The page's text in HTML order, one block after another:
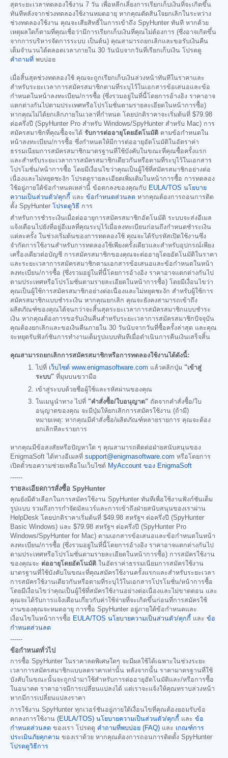
สุดระยะเวลาทดลองใช้งาน 7 วัน เพื่อหลีกเลี่ยงการเรียกเก็บเงินที่จะเกิดขึ้น
ทันทีหลังจากช่วงทดลองใช้งานหมดอายุ หากคุณตัดสินใจยกเลิกในระหว่าง
ช่วงทดลองใช้งาน คุณจะเสียสิทธิ์ในการเข้าถึง SpyHunter ทันที หากด้วย
เหตุผลใดก็ตามที่คุณเชื่อว่ามีการเรียกเก็บเงินที่คุณไม่ต้องการ (ซึ่งอาจเกิดขึ้น
จากการบริหารจัดการระบบ เป็นต้น) คุณสามารถยกเลิกและขอรับเงินคืน
เต็มจำนวนได้ตลอดเวลาภายใน 30 วันนับจากวันที่เรียกเก็บเงิน โปรดดู
คำถามที่ พบบ่อย
เมื่อสิ้นสุดช่วงทดลองใช้ คุณจะถูกเรียกเก็บเงินล่วงหน้าทันทีในราคาและ
สำหรับระยะเวลาการสมัครสมาชิกตามที่ระบุไว้ในเอกสารข้อเสนอและข้อ
กำหนดในหน้าลงทะเบียน/การซื้อ (ซึ่งรวมอยู่ในที่นี้โดยการอ้างอิง ราคาอาจ
แตกต่างกันไปตามประเทศหรือโปรโมชั่นตามรายละเอียดในหน้าการซื้อ)
หากคุณไม่ได้ยกเลิกภายในเวลาที่กำหนด โดยปกติราคาจะเริ่มต้นที่ $79.98
ต่อครึ่งปี (SpyHunter Pro สำหรับ Windows/SpyHunter สำหรับ Mac) การ
สมัครสมาชิกที่คุณซื้อจะได้ รับการต่ออายุโดยอัตโนมัติ ตามข้อกำหนดใน
หน้าลงทะเบียน/การซื้อ ซึ่งกำหนดให้มีการต่ออายุอัตโนมัติในอัตราค่า
ธรรมเนียมการสมัครสมาชิกมาตรฐานที่ใช้บังคับในขณะที่คุณซื้อครั้งแรก
และสำหรับระยะเวลาการสมัครสมาชิกเดียวกันหรือตามที่ระบุไว้ในเอกสาร
โปรโมชั่น/หน้าการซื้อ โดยมีเงื่อนไขว่าคุณเป็นผู้ใช้ที่สมัครสมาชิกอย่างต่อ
เนื่องและไม่หยุดชะงัก โปรดดูรายละเอียดเพิ่มเติมในหน้าการซื้อ การทดลอง
ใช้อยู่ภายใต้ข้อกำหนดเหล่านี้ ข้อตกลงของคุณกับ EULA/TOS นโยบาย
ความเป็นส่วนตัว/คุกกี้ และ ข้อกำหนดส่วนลด หากคุณต้องการถอนการติด
ตั้ง SpyHunter โปรดดูวิธี การ
สำหรับการชำระเงินเมื่อต่ออายุการสมัครสมาชิกอัตโนมัติ ระบบจะส่งอีเมล
แจ้งเตือนไปยังที่อยู่อีเมลที่คุณระบุไว้เมื่อลงทะเบียนก่อนถึงกำหนดชำระเงิน
แต่ละครั้ง ในช่วงเริ่มต้นของการทดลองใช้ คุณจะได้รับรหัสเปิดใช้งานซึ่ง
จำกัดการใช้งานสำหรับการทดลองใช้เพียงครั้งเดียวและสำหรับอุปกรณ์เพียง
เครื่องเดียวต่อบัญชี การสมัครสมาชิกของคุณจะต่ออายุโดยอัตโนมัติในราคา
และระยะเวลาการสมัครสมาชิกตามเอกสารข้อเสนอและข้อกำหนดในหน้า
ลงทะเบียน/การซื้อ (ซึ่งรวมอยู่ในที่นี้โดยการอ้างอิง ราคาอาจแตกต่างกันไป
ตามประเทศหรือโปรโมชั่นตามรายละเอียดในหน้าการซื้อ) โดยมีเงื่อนไขว่า
คุณเป็นผู้ใช้การสมัครสมาชิกอย่างต่อเนื่องและไม่หยุดชะงัก สำหรับผู้ใช้การ
สมัครสมาชิกแบบชำระเงิน หากคุณยกเลิก คุณจะยังคงสามารถเข้าถึง
ผลิตภัณฑ์ของคุณได้จนกว่าจะสิ้นสุดระยะเวลาการสมัครสมาชิกแบบชำระ
เงิน หากคุณต้องการขอรับเงินคืนสำหรับระยะเวลาการสมัครสมาชิกปัจจุบัน
คุณต้องยกเลิกและขอเงินคืนภายใน 30 วันนับจากวันที่ซื้อครั้งล่าสุด และคุณ
จะหยุดรับฟังก์ชันการทำงานเต็มรูปแบบทันทีเมื่อดำเนินการคืนเงินเสร็จสิ้น
คุณสามารถยกเลิกการสมัครสมาชิกหรือการทดลองใช้งานได้ดังนี้:
ไปที่ เว็บไซต์ www.enigmasoftware.com แล้วคลิกปุ่ม "เข้าสู่
ระบบ" ที่มุมบนขวามือ
เข้าสู่ระบบด้วยชื่อผู้ใช้และรหัสผ่านของคุณ
ในเมนูนำทาง ไปที่ "คำสั่งซื้อ/ใบอนุญาต" ถัดจากคำสั่งซื้อ/ใบ
อนุญาตของคุณ จะมีปุ่มให้ยกเลิกการสมัครใช้งาน (ถ้ามี)
หมายเหตุ: หากคุณมีคำสั่งซื้อ/ผลิตภัณฑ์หลายรายการ คุณจะต้อง
ยกเลิกทีละรายการ
หากคุณมีข้อสงสัยหรือปัญหาใด ๆ คุณสามารถติดต่อฝ่ายสนับสนุนของ
EnigmaSoft ได้ทางอีเมลที่ support@enigmasoftware.com หรือโดยการ
เปิดตั๋วขอความช่วยเหลือในเว็บไซต์ MyAccount ของ EnigmaSoft
------
รายละเอียดการสั่งซื้อ SpyHunter
คุณยังมีตัวเลือกในการสมัครใช้งาน SpyHunter ทันทีเพื่อใช้งานฟังก์ชันเต็ม
รูปแบบ รวมถึงการกำจัดมัลแวร์และการเข้าถึงฝ่ายสนับสนุนของเราผ่าน
HelpDesk โดยปกติราคาเริ่มต้นที่ $49.98 สหรัฐฯ ต่อครึ่งปี (SpyHunter
Basic Windows) และ $79.98 สหรัฐฯ ต่อครึ่งปี (SpyHunter Pro
Windows/SpyHunter for Mac) ตามเอกสารข้อเสนอและข้อกำหนดในหน้า
ลงทะเบียน/การซื้อ (ซึ่งรวมอยู่ในที่นี้โดยการอ้างอิง ราคาอาจแตกต่างกันไป
ตามประเทศหรือโปรโมชั่นตามรายละเอียดในหน้าการซื้อ) การสมัครใช้งาน
ของคุณจะ ต่ออายุโดยอัตโนมัติ ในอัตราค่าธรรมเนียมการสมัครใช้งาน
มาตรฐานที่ใช้บังคับในขณะที่คุณสมัครใช้งานครั้งแรกและสำหรับระยะเวลา
การสมัครใช้งานเดียวกันหรือตามที่ระบุไว้ในเอกสารโปรโมชั่น/หน้าการซื้อ
โดยมีเงื่อนไขว่าคุณเป็นผู้ใช้ที่สมัครใช้งานอย่างต่อเนื่องและไม่ขาดตอน และ
คุณจะได้รับการแจ้งเตือนเกี่ยวกับค่าใช้จ่ายที่จะเกิดขึ้นก่อนที่การสมัครใช้
งานของคุณจะหมดอายุ การซื้อ SpyHunter อยู่ภายใต้ข้อกำหนดและ
เงื่อนไขในหน้าการซื้อ EULA/TOS นโยบายความเป็นส่วนตัว/คุกกี้ และ ข้อ
กำหนดส่วนลด
------
ข้อกำหนดทั่วไป
การซื้อ SpyHunter ในราคาลดพิเศษใดๆ จะมีผลใช้ได้เฉพาะในช่วงระยะ
เวลาการสมัครสมาชิกแบบลดราคาเท่านั้น หลังจากนั้น ราคามาตรฐานที่ใช้
บังคับในขณะนั้นจะถูกนำมาใช้สำหรับการต่ออายุอัตโนมัติและ/หรือการซื้อ
ในอนาคต ราคาอาจมีการเปลี่ยนแปลงได้ แต่เราจะแจ้งให้คุณทราบล่วงหน้า
หากมีการเปลี่ยนแปลงราคา
การใช้งาน SpyHunter ทุกเวอร์ชันอยู่ภายใต้เงื่อนไขที่คุณต้องยอมรับข้อ
ตกลงการใช้งาน (EULA/TOS) นโยบายความเป็นส่วนตัว/คุกกี้ และ ข้อ
กำหนดส่วนลด ของเรา โปรดดู คำถามที่พบบ่อย (FAQ) และ เกณฑ์การ
ประเมินภัยคุกคาม ของเราด้วย หากคุณต้องการถอนการติดตั้ง SpyHunter
โปรดดูวิธีการ